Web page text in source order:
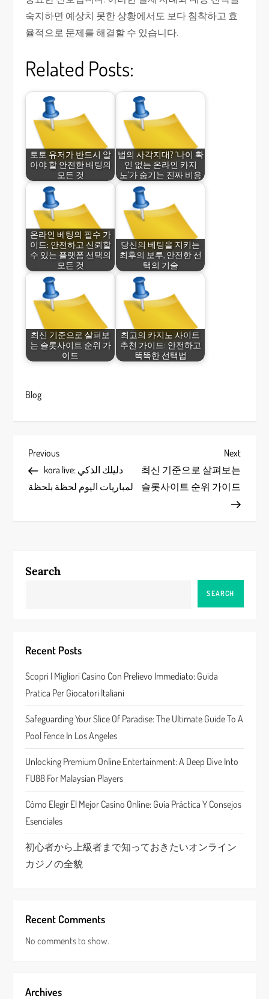
숙지하면 예상치 못한 상황에서도 보다 침착하고 효
율적으로 문제를 해결할 수 있습니다.
Related Posts:
토토 유저가 반드시 알
아야 할 안전한 배팅의
모든 것
법의 사각지대? ‘나이 확
인 없는 온라인 카지
노’가 숨기는 진짜 비용
온라인 베팅의 필수 가
이드: 안전하고 신뢰할
수 있는 플랫폼 선택의
모든 것
당신의 베팅을 지키는
최후의 보루, 안전한 선
택의 기술
최신 기준으로 살펴보
는 슬롯사이트 순위 가
이드
최고의 카지노 사이트
추천 가이드: 안전하고
똑똑한 선택법
Blog
P
o
n
i
g
a
t
i
o
n
Previous
Post
Previous
kora live: دليلك الذكي
لمباريات اليوم لحظة بلحظة
Next
Post
Next
최신 기준으로 살펴보는
슬롯사이트 순위 가이드
Search
SEARCH
Recent Posts
Scopri I Migliori Casino Con Prelievo Immediato: Guida
Pratica Per Giocatori Italiani
Safeguarding Your Slice Of Paradise: The Ultimate Guide To A
Pool Fence In Los Angeles
Unlocking Premium Online Entertainment: A Deep Dive Into
FU88 For Malaysian Players
Cómo Elegir El Mejor Casino Online: Guía Práctica Y Consejos
Esenciales
初心者から上級者まで知っておきたいオンライン
カジノの全貌
Recent Comments
No comments to show.
Archives